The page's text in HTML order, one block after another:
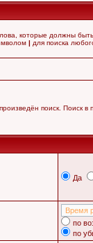
которые должны
| для поиска
поиск. Поиск в
Да
по
по